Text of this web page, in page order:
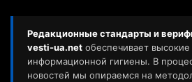
Редакционные стандарты и
vesti-ua.net обеспечивает высокие
информационной гигиены. В
новостей мы опираемся на